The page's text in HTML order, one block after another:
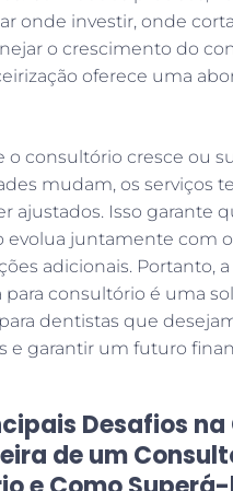
onde investir, onde
o crescimento do
oferece uma
o consultório cresce ou
mudam, os serviços
ajustados. Isso garante
evolua juntamente com
adicionais. Portanto,
para consultório é uma
dentistas que
e garantir um futuro
Desafios
de um